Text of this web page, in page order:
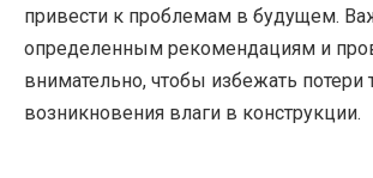
привести к проблемам в будущем.
определенным рекомендациям и
внимательно, чтобы избежать потери
возникновения влаги в конструкции.